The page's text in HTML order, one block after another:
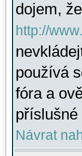
dojem,
http://
používá
fóra a
příslušné
Návrat